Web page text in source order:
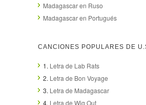
Madagascar en Ruso
Madagascar en Portugués
CANCIONES POPULARES DE
1. Letra de Lab Rats
2. Letra de Bon Voyage
3. Letra de Madagascar
4. Letra de Wig Out